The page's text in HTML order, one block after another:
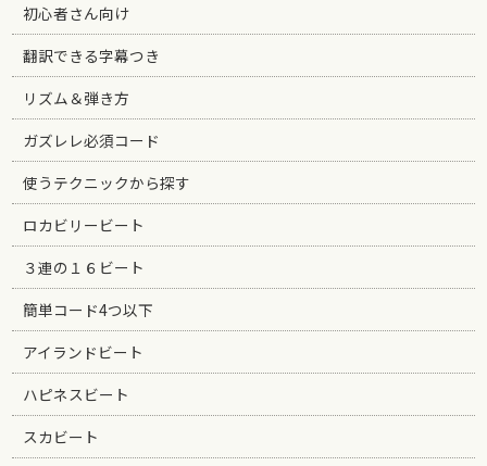
初心者さん向け
翻訳できる字幕つき
リズム＆弾き方
ガズレレ必須コード
使うテクニックから探す
ロカビリービート
３連の１６ビート
簡単コード4つ以下
アイランドビート
ハピネスビート
スカビート